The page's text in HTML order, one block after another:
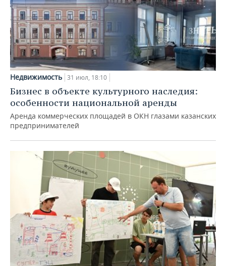
Недвижимость 31 июл, 18:10
Бизнес в объекте культурного наследия:
особенности национальной аренды
Аренда коммерческих площадей в ОКН глазами казанских
предпринимателей